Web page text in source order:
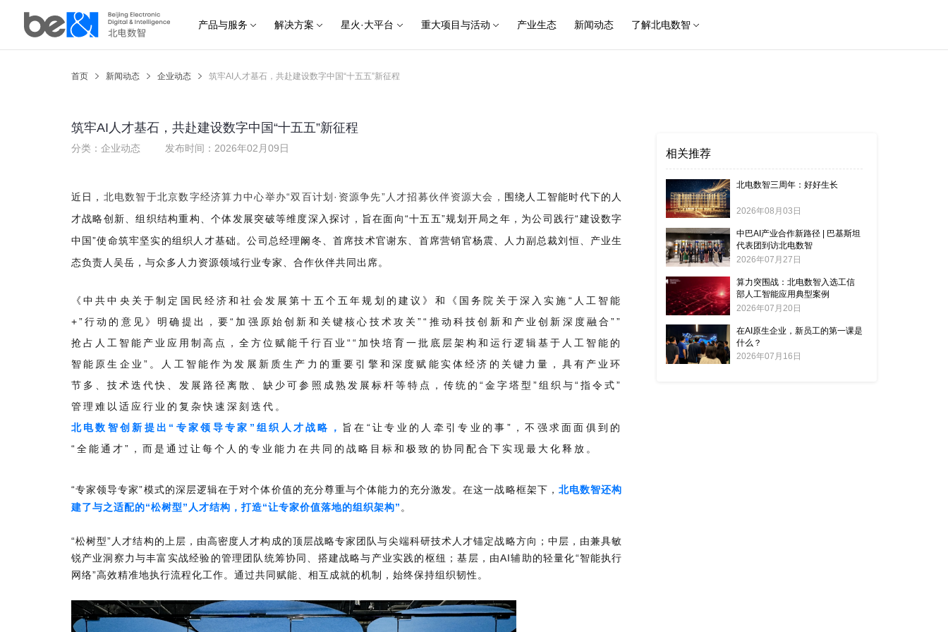
产品与服务 解决方案 星火·大平台 重大项目与活动 产业生态 新闻动态 了解北电数智
星火·大平台
产业生态
新闻动态
首页 新闻动态 企业动态 筑牢AI人才基石，共赴建设数字中国“十五五”新征程
筑牢AI人才基石，共赴建设数字中国“十五五”新征程
分类：企业动态 发布时间：2026年02月09日
近日， 北电数智于北京数字经济算力中心举办“双百计划·资源争先”人才招募伙伴资源大会， 围绕人工智能时代下的人
才战略创新、组织结构重构、个体发展突破等维度深入探讨，旨在面向“十五五”规划开局之年，为公司践行“建设数字
中国”使命筑牢坚实的组织人才基础。公司总经理阚冬、首席技术官谢东、首席营销官杨震、人力副总裁刘恒、产业生
态负责人吴岳，与众多人力资源领域行业专家、合作伙伴共同出席。
《中共中央关于制定国民经济和社会发展第十五个五年规划的建议》和《国务院关于深入实施“人工智能
+”行动的意见》明确提出，要“加强原始创新和关键核心技术攻关”“推动科技创新和产业创新深度融合””
抢占人工智能产业应用制高点，全方位赋能千行百业““加快培育一批底层架构和运行逻辑基于人工智能的
智能原生企业”。人工智能作为发展新质生产力的重要引擎和深度赋能实体经济的关键力量，具有产业环
节多、技术迭代快、发展路径离散、缺少可参照成熟发展标杆等特点，传统的“金字塔型”组织与“指令式”
管理难以适应行业的复杂快速深刻迭代。
北电数智创新提出“专家领导专家”组织人才战略，
旨在“让专业的人牵引专业的事”，不强求面面俱到的
“全能通才”，而是通过让每个人的专业能力在共同的战略目标和极致的协同配合下实现最大化释放。
“专家领导专家”模式的深层逻辑在于对个体价值的充分尊重与个体能力的充分激发。在这一战略框架下，北电数智还构
建了与之适配的“松树型”人才结构，打造“让专家价值落地的组织架构”。
“松树型”人才结构的上层，由高密度人才构成的顶层战略专家团队与尖端科研技术人才锚定战略方向；中层，由兼具敏
锐产业洞察力与丰富实战经验的管理团队统筹协同、搭建战略与产业实践的枢纽；基层，由AI辅助的轻量化“智能执行
网络”高效精准地执行流程化工作。通过共同赋能、相互成就的机制，始终保持组织韧性。
相关推荐
北电数智三周年：好好生长
2026年08月03日
中巴AI产业合作新路径 | 巴基斯坦
代表团到访北电数智
2026年07月27日
算力突围战：北电数智入选工信
部人工智能应用典型案例
2026年07月20日
在AI原生企业，新员工的第一课是
什么？
2026年07月16日